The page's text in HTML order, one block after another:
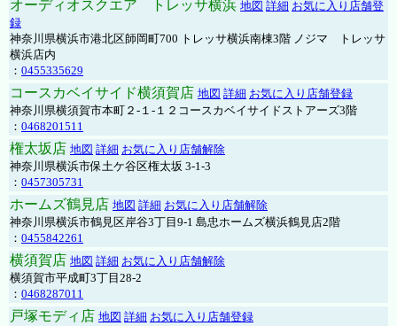
オーディオスクエア トレッサ横浜 地図 詳細 お気に入り店舗登
録
神奈川県横浜市港北区師岡町700 トレッサ横浜南棟3階 ノジマ トレッサ
横浜店内
： 0455335629
コースカベイサイド横須賀店 地図 詳細 お気に入り店舗登録
神奈川県横須賀市本町２-１-１２コースカベイサイドストアーズ3階
： 0468201511
権太坂店 地図 詳細 お気に入り店舗解除
神奈川県横浜市保土ケ谷区権太坂 3-1-3
： 0457305731
ホームズ鶴見店 地図 詳細 お気に入り店舗解除
神奈川県横浜市鶴見区岸谷3丁目9-1 島忠ホームズ横浜鶴見店2階
： 0455842261
横須賀店 地図 詳細 お気に入り店舗解除
横須賀市平成町3丁目28-2
： 0468287011
戸塚モディ店 地図 詳細 お気に入り店舗登録